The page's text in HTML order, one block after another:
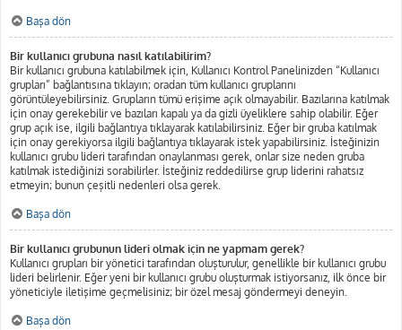
Başa dön
Bir kullanıcı grubuna nasıl katılabilirim?
Bir kullanıcı grubuna katılabilmek için, Kullanıcı Kontrol Panelinizden “Kullanıcı
grupları” bağlantısına tıklayın; oradan tüm kullanıcı gruplarını
görüntüleyebilirsiniz. Grupların tümü erişime açık olmayabilir. Bazılarına katılmak
için onay gerekebilir ve bazıları kapalı ya da gizli üyeliklere sahip olabilir. Eğer
grup açık ise, ilgili bağlantıya tıklayarak katılabilirsiniz. Eğer bir gruba katılmak
için onay gerekiyorsa ilgili bağlantıya tıklayarak istek yapabilirsiniz. İsteğinizin
kullanıcı grubu lideri tarafından onaylanması gerek, onlar size neden gruba
katılmak istediğinizi sorabilirler. İsteğiniz reddedilirse grup liderini rahatsız
etmeyin; bunun çeşitli nedenleri olsa gerek.
Başa dön
Bir kullanıcı grubunun lideri olmak için ne yapmam gerek?
Kullanıcı grupları bir yönetici tarafından oluşturulur, genellikle bir kullanıcı grubu
lideri belirlenir. Eğer yeni bir kullanıcı grubu oluşturmak istiyorsanız, ilk önce bir
yöneticiyle iletişime geçmelisiniz; bir özel mesaj göndermeyi deneyin.
Başa dön